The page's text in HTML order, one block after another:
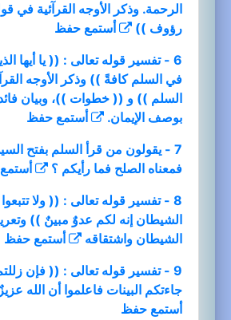
الرحمة. وذكر الأوجه القرآئية في
رؤوف ))
أستمع حفظ
6 - تفسير قوله تعالى : (( يا أيها
في السلم كافةً )) وذكر الأوجه
السلم )) و (( خطوات ))، وبيان
بوصف الإيمان.
أستمع حفظ
7 - يقولون من قرأ السلم بفتح
فمعناه الصلح فما رأيكم ؟
أستمع
8 - تفسير قوله تعالى : (( ولا
الشيطان إنه لكم عدوٌ مبينٌ ))
الشيطان واشتقاقه
أستمع حفظ
9 - تفسير قوله تعالى : (( فإن
جاءتكم البينات فاعلموا أن الله
أستمع حفظ